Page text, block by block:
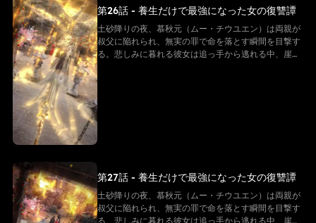
第26話 - 養生だけで最強になった女の復讐譚
土砂降りの夜、慕秋元（ムー・チウユエン）は両親が
叔父に陥れられ、無実の罪で命を落とす瞬間を目撃す
る。悲しみに暮れる彼女は追っ手から逃れる中、崖か
ら転落してしまう。だが、彼女は「白尊者」と呼ばれ
る隠遁の仙に救われる。復讐を誓う慕秋元は修行を懇
──そう思われていた。 その“養生功”こそ、実は仙界
第27話 - 養生だけで最強になった女の復讐譚
土砂降りの夜、慕秋元（ムー・チウユエン）は両親が
叔父に陥れられ、無実の罪で命を落とす瞬間を目撃す
る。悲しみに暮れる彼女は追っ手から逃れる中、崖か